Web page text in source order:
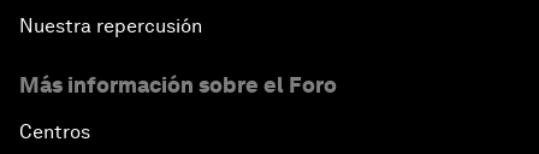
Nuestra repercusión
Más información sobre el Foro
Centros